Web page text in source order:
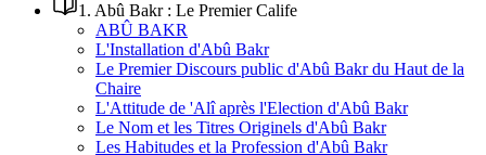
1 . Abû Bakr : Le Premier Calife
ABÛ BAKR
L'Installation d'Abû Bakr
Le Premier Discours public d'Abû Bakr du Haut de la
Chaire
L'Attitude de 'Alî après l'Election d'Abû Bakr
Le Nom et les Titres Originels d'Abû Bakr
Les Habitudes et la Profession d'Abû Bakr